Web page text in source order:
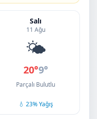
Salı
11 Ağu
🌤️
20°9°
Parçalı Bulutlu
💧 23% Yağış